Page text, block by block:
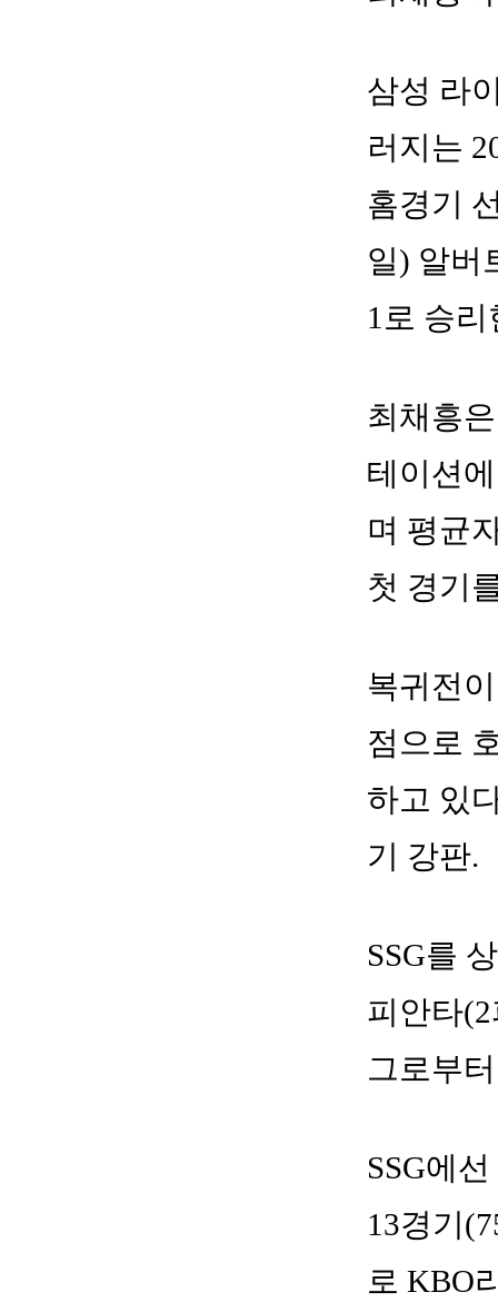
삼성 라
러지는
홈경기
일) 알버
1로 승
최채흥
테이션
며 평균
첫 경기
복귀전
점으로
하고 있
기 강판.
SSG를
피안타
그로부
SSG에
13경기
로 KBO